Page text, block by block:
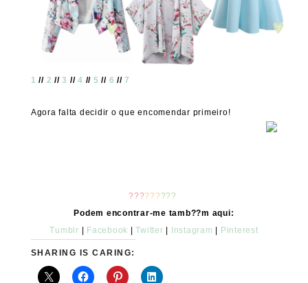
1 // 2 //3 //4 // 5 // 6 //7
Agora falta decidir o que encomendar primeiro!
?????? ???
Podem encontrar-me tamb??m aqui:
Tumblr
Facebook |Twitter Instagram Pinterest
SHARING IS CARING: